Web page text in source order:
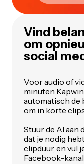
Vind
om
social
Voor audio of
minuten
automatisch de
om in korte
Stuur de AI aan
dat je nodig
clipduur, en vul
Facebook-